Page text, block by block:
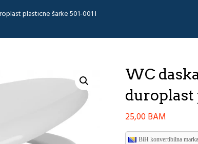
plasticne šarke 501-001 I
WC
duroplast
25,00 BAM
BiH konvertibilna marka